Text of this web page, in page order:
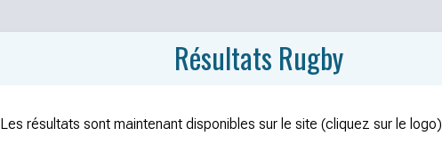
Résultats Rugby
Les résultats sont maintenant disponibles sur le site (cliquez sur le logo)